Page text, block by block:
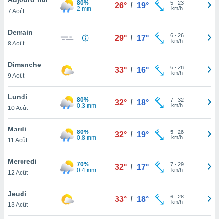
et
»,
au
vous
qu'ils
ou
le
ainsi
un
la
du
7 Août
80%
2 mm
26° / 19° 5- 23
km/h
Demain
8 Août
29° / 17° 6- 26
km/h
Dimanche
9 Août
33° / 16° 6- 28
km/h
Lundi
10 Août
80%
0.3 mm
32° / 18° 7- 32
km/h
Mardi
11 Août
80%
0.8 mm
32° / 19° 5- 28
km/h
Mercredi
12 Août
70%
0.4 mm
32° / 17° 7- 29
km/h
Jeudi
13 Août
33° / 18° 6- 28
km/h